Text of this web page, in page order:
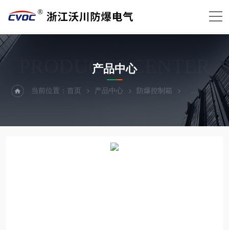
PRODUCTS CENTER
产品中心
当前位置：首页 产品中心 防爆控制箱 防爆电源控